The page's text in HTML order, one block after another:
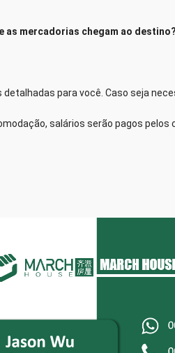
as mercadorias chegam ao
para você. Caso seja
salários serão pagos pelos